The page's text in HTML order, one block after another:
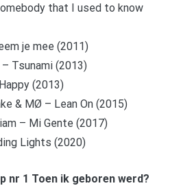
that I used to know
je mee (2011)
Tsunami (2013)
(2013)
& MØ – Lean On (2015)
– Mi Gente (2017)
Lights (2020)
nr 1 Toen ik geboren werd?